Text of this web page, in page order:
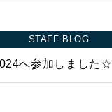
STAFF BLOG
へ参加しました☆